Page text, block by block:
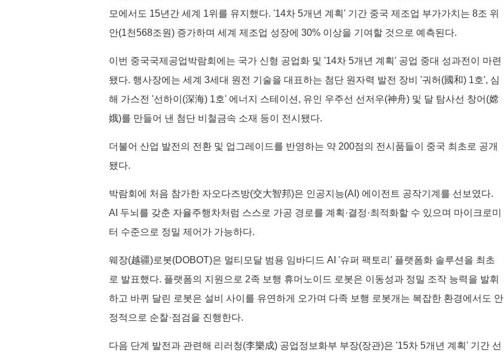
모에서도 15년간 세계 1위를 유지했다. '14차 5개년 계획' 기간 중국 제조업 부가가치는 8조 위
안(1천568조원) 증가하며 세계 제조업 성장에 30% 이상을 기여할 것으로 예측된다.
이번 중국국제공업박람회에는 국가 신형 공업화 및 '14차 5개년 계획' 공업 중대 성과전이 마련
됐다. 행사장에는 세계 3세대 원전 기술을 대표하는 첨단 원자력 발전 장비 '궈허(國和) 1호', 심
해 가스전 '선하이(深海) 1호' 에너지 스테이션, 유인 우주선 선저우(神舟) 및 달 탐사선 창어(嫦
娥)를 만들어 낸 첨단 비철금속 소재 등이 전시됐다.
더불어 산업 발전의 전환 및 업그레이드를 반영하는 약 200점의 전시품들이 중국 최초로 공개
됐다.
박람회에 처음 참가한 자오다즈방(交大智邦)은 인공지능(AI) 에이전트 공작기계를 선보였다.
AI 두뇌를 갖춘 자율주행차처럼 스스로 가공 경로를 계획·결정·최적화할 수 있으며 마이크로미
터 수준으로 정밀 제어가 가능하다.
웨장(越疆)로봇(DOBOT)은 멀티모달 범용 임바디드 AI '슈퍼 팩토리' 플랫폼화 솔루션을 최초
로 발표했다. 플랫폼의 지원으로 2족 보행 휴머노이드 로봇은 이동성과 정밀 조작 능력을 발휘
하고 바퀴 달린 로봇은 설비 사이를 유연하게 오가며 다족 보행 로봇개는 복잡한 환경에서도 안
정적으로 순찰·점검을 진행한다.
다음 단계 발전과 관련해 리러청(李樂成) 공업정보화부 부장(장관)은 '15차 5개년 계획' 기간 선